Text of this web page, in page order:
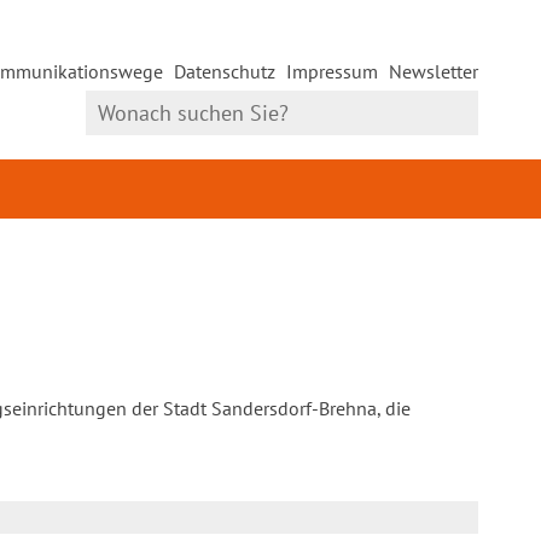
Datenschutz Impressum Newsletter
der Stadt Sandersdorf-Brehna, die